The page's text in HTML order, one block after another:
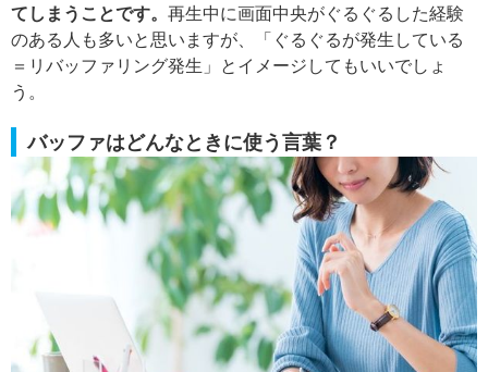
てしまうことです。 再生中に画面中央がぐるぐるした経験
のある人も多いと思いますが、「ぐるぐるが発生している
＝リバッファリング発生」とイメージしてもいいでしょ
う。
バッファはどんなときに使う言葉？